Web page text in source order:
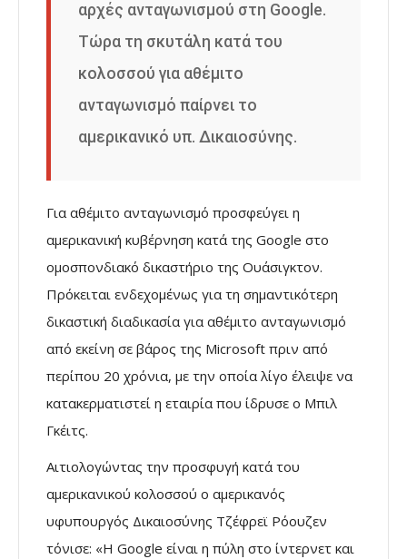
αρχές ανταγωνισμού στη Google.
Τώρα τη σκυτάλη κατά του
κολοσσού για αθέμιτο
ανταγωνισμό παίρνει το
αμερικανικό υπ. Δικαιοσύνης.
Για αθέμιτο ανταγωνισμό προσφεύγει η
αμερικανική κυβέρνηση κατά της Google στο
ομοσπονδιακό δικαστήριο της Ουάσιγκτον.
Πρόκειται ενδεχομένως για τη σημαντικότερη
δικαστική διαδικασία για αθέμιτο ανταγωνισμό
από εκείνη σε βάρος της Microsoft πριν από
περίπου 20 χρόνια, με την οποία λίγο έλειψε να
κατακερματιστεί η εταιρία που ίδρυσε ο Μπιλ
Γκέιτς.
Αιτιολογώντας την προσφυγή κατά του
αμερικανικού κολοσσού ο αμερικανός
υφυπουργός Δικαιοσύνης Τζέφρεϊ Ρόουζεν
τόνισε: «Η Google είναι η πύλη στο ίντερνετ και